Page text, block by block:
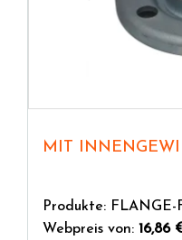
MIT
Produkte: FLANGE-
Webpreis von: 16,86